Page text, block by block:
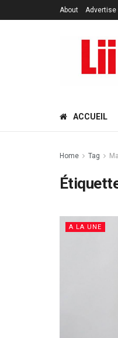
About Advertise
ACCUEIL
Home Tag
A LA UNE